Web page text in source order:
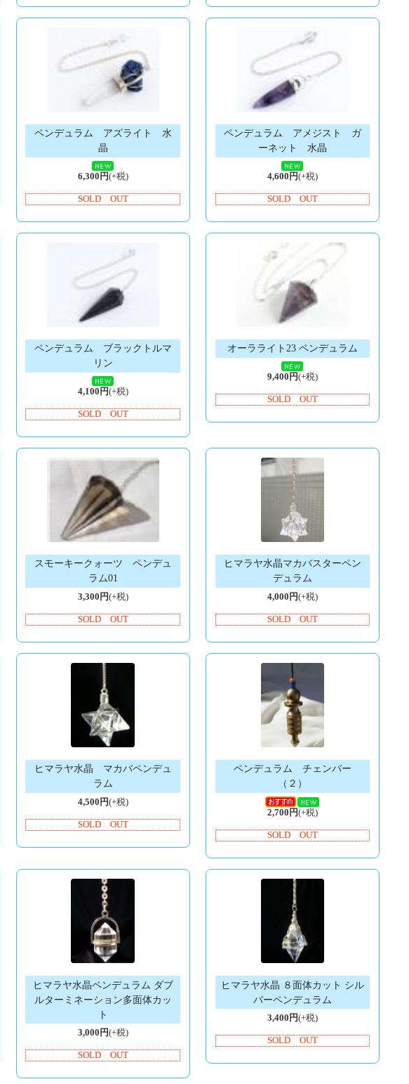
ペンデュラム アズライト 水
晶
6,300円(+税)
SOLD OUT
ペンデュラム アメジスト ガ
ーネット 水晶
4,600円(+税)
SOLD OUT
ペンデュラム ブラックトルマ
リン
4,100円(+税)
SOLD OUT
オーラライト23 ペンデュラム
9,400円(+税)
SOLD OUT
スモーキークォーツ ペンデュ
ラム01
3,300円(+税)
SOLD OUT
ヒマラヤ水晶マカバスターペン
デュラム
4,000円(+税)
SOLD OUT
ヒマラヤ水晶 マカバペンデュ
ラム
4,500円(+税)
SOLD OUT
ペンデュラム チェンバー
（２）
2,700円(+税)
SOLD OUT
ヒマラヤ水晶ペンデュラム ダブ
ルターミネーション多面体カッ
ト
3,000円(+税)
SOLD OUT
ヒマラヤ水晶 ８面体カット シル
バーペンデュラム
3,400円(+税)
SOLD OUT